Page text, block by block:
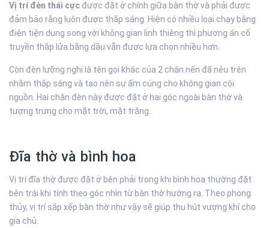
Vị trí đèn thái cực được đặt ở chính giữa bàn thờ và phải được
đảm bảo rằng luôn được thắp sáng. Hiện có nhiều loại chạy bằng
điện tiện dụng song với không gian linh thiêng thì phương án cố
truyền thắp lửa bằng dầu vẫn được lựa chọn nhiều hơn.
Còn đèn lưỡng nghi là tên gọi khác của 2 chân nến đã nêu trên
nhằm thắp sáng và tạo nên sự ấm cúng cho không gian cội
nguồn. Hai chân đèn này được đặt ở hai góc ngoài bàn thờ và
tượng trưng cho mặt trời, mặt trăng.
Đĩa thờ và bình hoa
Vị trí đĩa thờ được đặt ở bên phải trong khi bình hoa thường đặt
bên trái khi tính theo góc nhìn từ bàn thờ hướng ra. Theo phong
thủy, vị trí sắp xếp bàn thờ như vậy sẽ giúp thu hút vượng khí cho
gia chủ.